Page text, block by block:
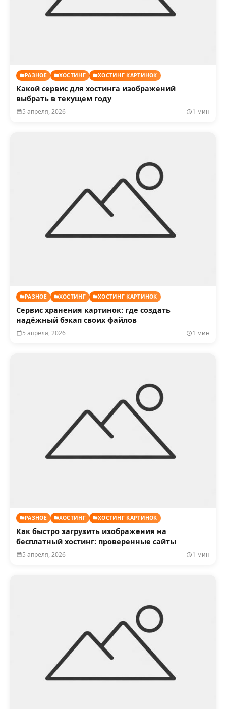
РАЗНОЕ ХОСТИНГ ХОСТИНГ КАРТИНОК
Какой сервис для хостинга изображений
выбрать в текущем году
5 апреля, 2026 1 мин
РАЗНОЕ ХОСТИНГ ХОСТИНГ КАРТИНОК
Сервис хранения картинок: где создать
надёжный бэкап своих файлов
5 апреля, 2026 1 мин
РАЗНОЕ ХОСТИНГ ХОСТИНГ КАРТИНОК
Как быстро загрузить изображения на
бесплатный хостинг: проверенные сайты
5 апреля, 2026 1 мин